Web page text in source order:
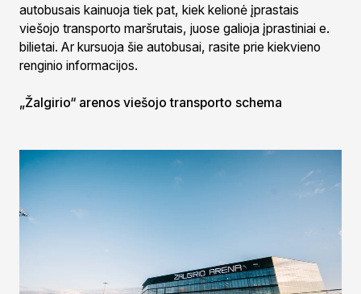
autobusais kainuoja tiek pat, kiek kelionė įprastais
viešojo transporto maršrutais, juose galioja įprastiniai e.
bilietai. Ar kursuoja šie autobusai, rasite prie kiekvieno
renginio informacijos.
„Žalgirio“ arenos viešojo transporto schema